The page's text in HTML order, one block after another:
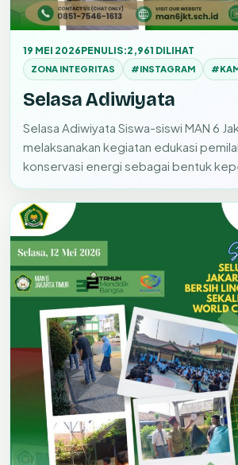
19 MEI 2026PENULIS:2,961 DILIHAT
ZONA INTEGRITAS #INSTAGRAM
Selasa Adiwiyata
Selasa Adiwiyata Siswa-siswi MAN 6
melaksanakan kegiatan edukasi
konservasi energi sebagai bentuk